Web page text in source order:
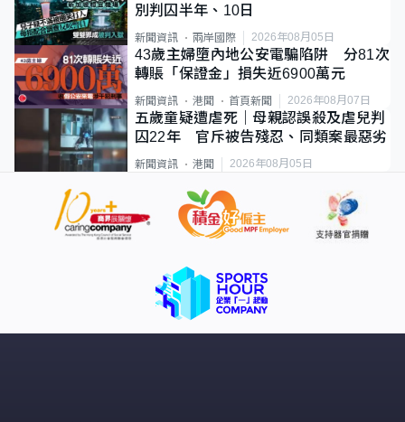
別判囚半年、10日
新聞資訊 兩岸國際 2026年08月05日
43歲主婦墮內地公安電騙陷阱 分81次
轉賬「保證金」損失近6900萬元
新聞資訊 港聞 首頁新聞 2026年08月07日
五歲童疑遭虐死｜母親認誤殺及虐兒判
囚22年 官斥被告殘忍、同類案最惡劣
新聞資訊 港聞 2026年08月05日